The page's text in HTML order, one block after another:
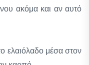
ακόμα και αν αυτό
ελαιόλαδο μέσα στον